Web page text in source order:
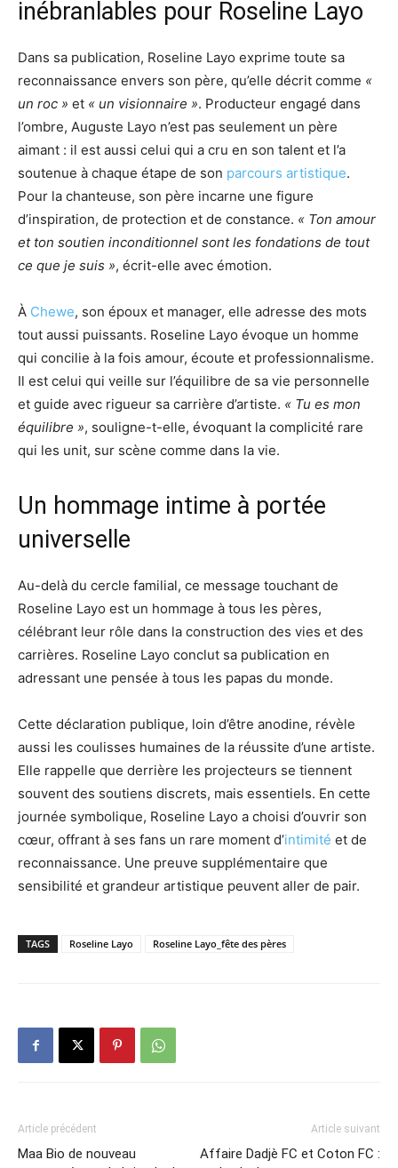
inébranlables pour Roseline Layo
Dans sa publication, Roseline Layo exprime toute sa
reconnaissance envers son père, qu’elle décrit comme «
un roc » et « un visionnaire ». Producteur engagé dans
l’ombre, Auguste Layo n’est pas seulement un père
aimant : il est aussi celui qui a cru en son talent et l’a
soutenue à chaque étape de son parcours artistique.
Pour la chanteuse, son père incarne une figure
d’inspiration, de protection et de constance. « Ton amour
et ton soutien inconditionnel sont les fondations de tout
ce que je suis », écrit-elle avec émotion.
À Chewe, son époux et manager, elle adresse des mots
tout aussi puissants. Roseline Layo évoque un homme
qui concilie à la fois amour, écoute et professionnalisme.
Il est celui qui veille sur l’équilibre de sa vie personnelle
et guide avec rigueur sa carrière d’artiste. « Tu es mon
équilibre », souligne-t-elle, évoquant la complicité rare
qui les unit, sur scène comme dans la vie.
Un hommage intime à portée
universelle
Au-delà du cercle familial, ce message touchant de
Roseline Layo est un hommage à tous les pères,
célébrant leur rôle dans la construction des vies et des
carrières. Roseline Layo conclut sa publication en
adressant une pensée à tous les papas du monde.
Cette déclaration publique, loin d’être anodine, révèle
aussi les coulisses humaines de la réussite d’une artiste.
Elle rappelle que derrière les projecteurs se tiennent
souvent des soutiens discrets, mais essentiels. En cette
journée symbolique, Roseline Layo a choisi d’ouvrir son
cœur, offrant à ses fans un rare moment d’intimité et de
reconnaissance. Une preuve supplémentaire que
sensibilité et grandeur artistique peuvent aller de pair.
TAGS Roseline Layo Roseline Layo_fête des pères
Article précédent
Maa Bio de nouveau
Article suivant
Affaire Dadjè FC et Coton FC :